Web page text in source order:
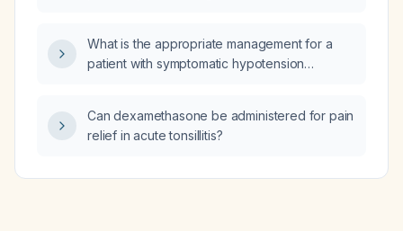
What is the appropriate management for a
patient with symptomatic hypotension
drop)?
Can dexamethasone be administered for pain
relief in acute tonsillitis?